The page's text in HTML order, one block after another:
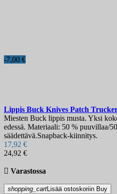
-7,00 €
Lippis Buck Knives Patch
Miesten Buck lippis musta. Yksi
edessä. Materiaali: 50 % puuvillaa/
säädettävä.Snapback-kiinnitys.
17,92 €
24,92 €
 Varastossa
shopping_cartLisää ostoskoriin Buy